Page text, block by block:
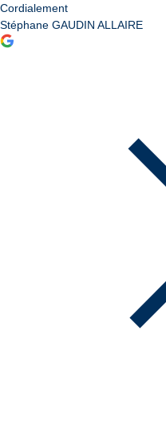
Cordialement
Stéphane GAUDIN ALLAIRE